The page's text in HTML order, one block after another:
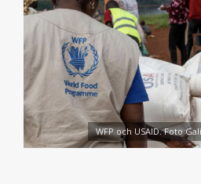
WFP och USAID. Foto